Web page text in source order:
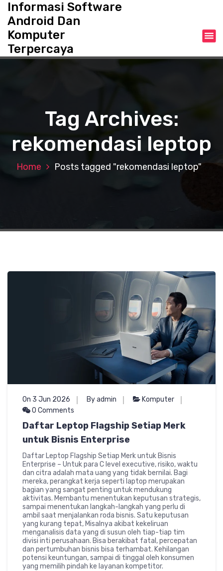
o
Informasi Software
Android Dan
Komputer
Terpercaya
Tag Archives:
rekomendasi leptop
Home Posts tagged "rekomendasi leptop"
On 3 Jun 2026 By admin
Komputer
0 Comments
Daftar Leptop Flagship Setiap Merk
untuk Bisnis Enterprise
Daftar Leptop Flagship Setiap Merk untuk Bisnis
Enterprise – Untuk para C level executive, risiko, waktu
dan citra adalah mata uang yang tidak bernilai. Bagi
mereka, perangkat kerja seperti laptop merupakan
bagian yang sangat penting untuk mendukung
aktivitas. Membantu menentukan keputusan strategis,
sampai menentukan langkah-langkah yang perlu di
ambil saat menjalankan roda bisnis. Satu keputusan
yang kurang tepat, Misalnya akibat kekeliruan
menganalisis data yang di susun oleh tiap-tiap tim
divisi inti perusahaan. Bisa berakibat fatal, percepatan
dan pertumbuhan bisnis bisa terhambat. Kehilangan
potensi keuntungan, sampai di tinggal oleh konsumen
yang memilih pindah ke layanan kompetitor.